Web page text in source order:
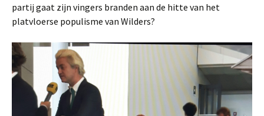
partij gaat zijn vingers branden aan de hitte van het
platvloerse populisme van Wilders?